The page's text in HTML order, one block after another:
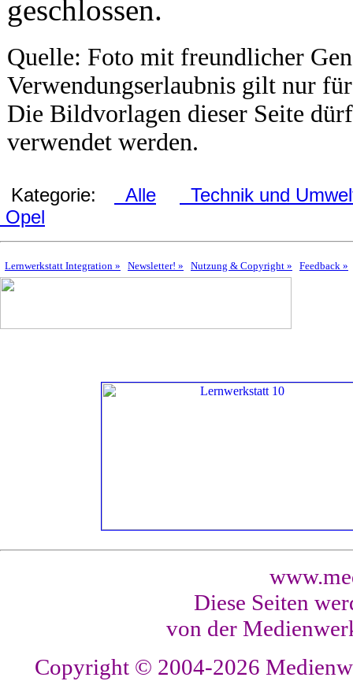
geschlossen.
Quelle: Foto mit freundlicher
Verwendungserlaubnis gilt nur
Die Bildvorlagen dieser Seite
verwendet werden.
Kategorie: Alle
Technik und
Opel
Lernwerkstatt Integration » Newsletter! » Nutzung & Copyright » Feedback »
Diese Seiten
von der
Copyright © 2004-2026